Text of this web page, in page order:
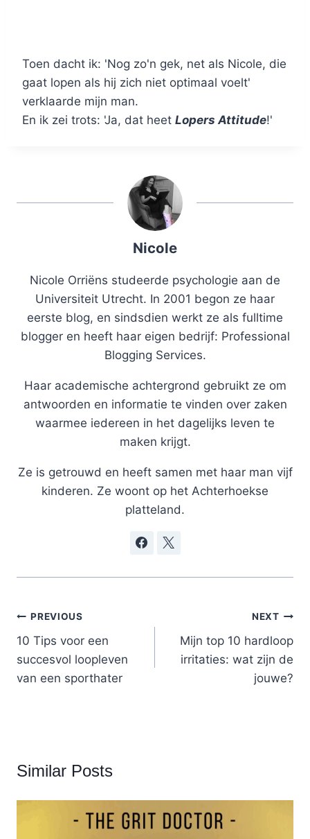
Toen dacht ik: 'Nog zo'n gek, net als Nicole, die
gaat lopen als hij zich niet optimaal voelt'
verklaarde mijn man.
En ik zei trots: 'Ja, dat heet Lopers Attitude!'
Nicole
Nicole Orriëns studeerde psychologie aan de
Universiteit Utrecht. In 2001 begon ze haar
eerste blog, en sindsdien werkt ze als fulltime
blogger en heeft haar eigen bedrijf: Professional
Blogging Services.
Haar academische achtergrond gebruikt ze om
antwoorden en informatie te vinden over zaken
waarmee iedereen in het dagelijks leven te
maken krijgt.
Ze is getrouwd en heeft samen met haar man vijf
kinderen. Ze woont op het Achterhoekse
platteland.
Post
navigation
PREVIOUS
10 Tips voor een
succesvol loopleven
van een sporthater
NEXT
Mijn top 10 hardloop
irritaties: wat zijn de
jouwe?
Similar Posts